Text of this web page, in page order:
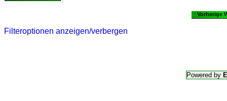
Vorherige
Filteroptionen anzeigen/verbergen
Powered by